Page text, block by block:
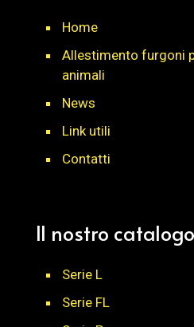
Home
Allestimento furgoni
animali
News
Link utili
Contatti
Il nostro catalogo
Serie L
Serie FL